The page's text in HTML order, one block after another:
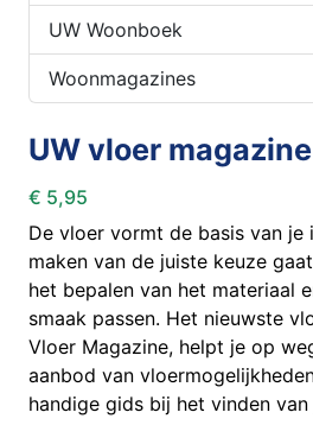
UW Woonboek
Woonmagazines
UW vloer magazine
€ 5,95
De vloer vormt de basis van je
maken van de juiste keuze
het bepalen van het materiaal
smaak passen. Het nieuwste
Vloer Magazine, helpt je op
aanbod van
handige gids bij het vinden